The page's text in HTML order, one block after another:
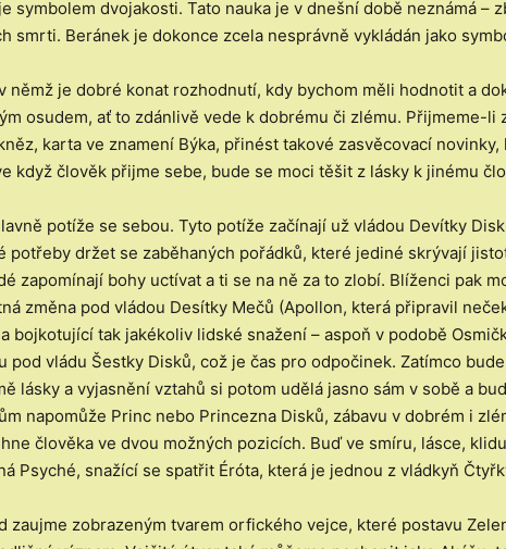
symbolem dvojakosti. Tato nauka je v dnešní době neznámá –
smrti. Beránek je dokonce zcela nesprávně vykládán jako
němž je dobré konat rozhodnutí, kdy bychom měli hodnotit a
osudem, ať to zdánlivě vede k dobrému či zlému. Přijmeme-
karta ve znamení Býka, přinést takové zasvěcovací
když člověk přijme sebe, bude se moci těšit z lásky k jinému
potíže se sebou. Tyto potíže začínají už vládou Devítky
držet se zaběhaných pořádků, které jediné skrývají
zapomínají bohy uctívat a ti se na ně za to zlobí. Blíženci pak
změna pod vládou Desítky Mečů (Apollon, která připravil
bojkotující tak jakékoliv lidské snažení – aspoň v podobě
vládu Šestky Disků, což je čas pro odpočinek. Zatímco
lásky a vyjasnění vztahů si potom udělá jasno sám v sobě a
napomůže Princ nebo Princezna Disků, zábavu v dobrém i
člověka ve dvou možných pozicích. Buď ve smíru, lásce,
Psyché, snažící se spatřit Éróta, která je jednou z vládkyň
zaujme zobrazeným tvarem orfického vejce, které postavu